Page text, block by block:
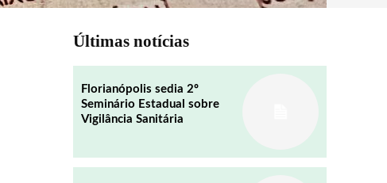
Últimas notícias
Florianópolis sedia 2º
Seminário Estadual sobre
Vigilância Sanitária